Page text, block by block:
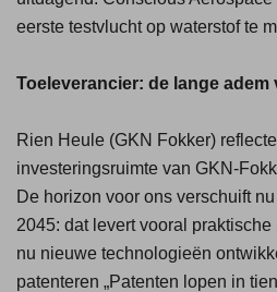
eerste testvlucht op waterstof te
Toeleverancier: de lange adem
Rien Heule (GKN Fokker)
investeringsruimte van GKN-
De horizon voor ons verschuift
2045: dat levert vooral
nu nieuwe technologieën
patenteren „Patenten lopen in